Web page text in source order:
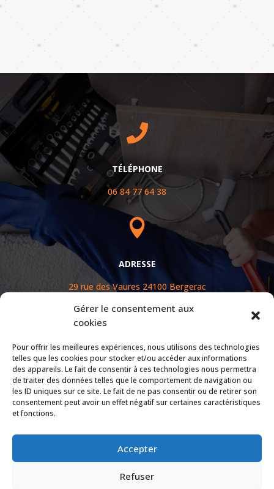
Gérer le consentement aux
cookies
Pour offrir les meilleures expériences, nous utilisons des technologies
telles que les cookies pour stocker et/ou accéder aux informations
des appareils. Le fait de consentir à ces technologies nous permettra
de traiter des données telles que le comportement de navigation ou
les ID uniques sur ce site. Le fait de ne pas consentir ou de retirer son
consentement peut avoir un effet négatif sur certaines caractéristiques
et fonctions.
Accepter
Refuser

TÉLÉPHONE
06 84 77 64 38

ADRESSE
29 rue des Vaures 24100 Bergerac
EMAIL
cassier.thomas.entreprise@gmail.com